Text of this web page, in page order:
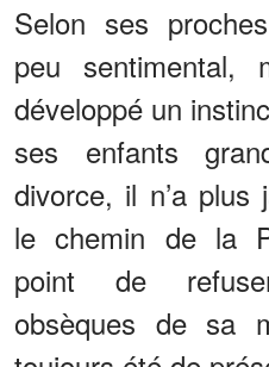
Selon ses
peu sentimental,
développé un
ses enfants
divorce, il n’a plus
le chemin de la
point de
obsèques de sa